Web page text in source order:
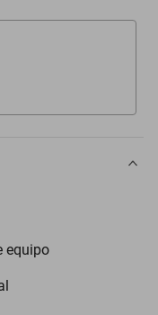
equipo